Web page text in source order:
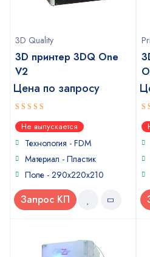
3D Quality
3D принтер 3DQ One
V2
Цена по запросу
5out of 5
Не выпускается
Технология - FDM
Материал - Пластик
Поле - 290x220x210
Запрос КП
5